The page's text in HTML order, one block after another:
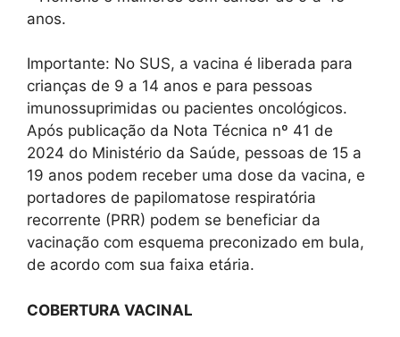
anos.
Importante: No SUS, a vacina é liberada para
crianças de 9 a 14 anos e para pessoas
imunossuprimidas ou pacientes oncológicos.
Após publicação da Nota Técnica nº 41 de
2024 do Ministério da Saúde, pessoas de 15 a
19 anos podem receber uma dose da vacina, e
portadores de papilomatose respiratória
recorrente (PRR) podem se beneficiar da
vacinação com esquema preconizado em bula,
de acordo com sua faixa etária.
COBERTURA VACINAL